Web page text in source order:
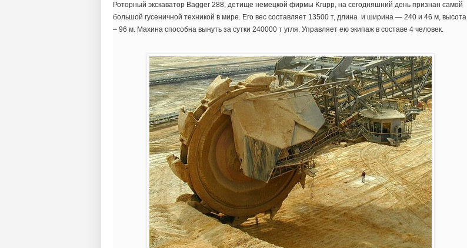
Роторный экскаватор Bagger 288, детище немецкой фирмы Krupp, на сегодняшний день признан самой
большой гусеничной техникой в мире. Его вес составляет 13500 т, длина и ширина — 240 и 46 м, высота
– 96 м. Махина способна вынуть за сутки 240000 т угля. Управляет ею экипаж в составе 4 человек.